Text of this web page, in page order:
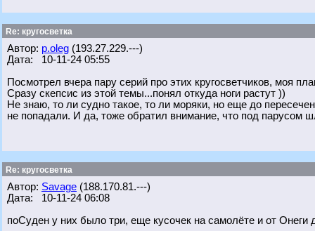
Re: кругосветка
Автор: p.oleg (193.27.229.---)
Дата: 10-11-24 05:55
Посмотрел вчера пару серий про этих кругосветчиков, моя
Сразу скепсис из этой темы...понял откуда ноги растут ))
Не знаю, то ли судно такое, то ли моряки, но еще до
не попадали. И да, тоже обратил внимание, что под парусом
Re: кругосветка
Автор: Savage (188.170.81.---)
Дата: 10-11-24 06:08
поСуден у них было три, еще кусочек на самолёте и от Онеги